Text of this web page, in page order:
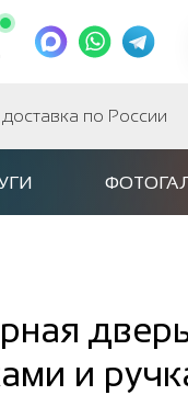
по России
и